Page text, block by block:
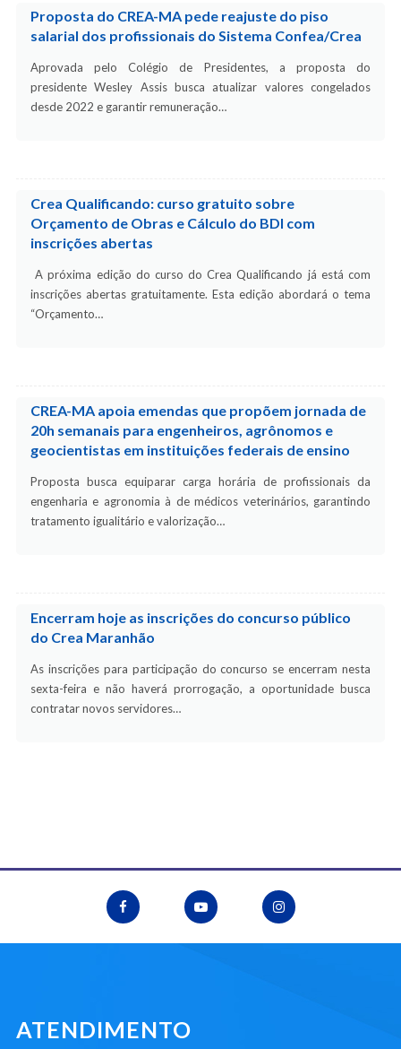
Proposta do CREA-MA pede reajuste do piso
salarial dos profissionais do Sistema Confea/Crea
Aprovada pelo Colégio de Presidentes, a proposta do
presidente Wesley Assis busca atualizar valores congelados
desde 2022 e garantir remuneração…
Crea Qualificando: curso gratuito sobre
Orçamento de Obras e Cálculo do BDI com
inscrições abertas
A próxima edição do curso do Crea Qualificando já está com
inscrições abertas gratuitamente. Esta edição abordará o tema
“Orçamento…
CREA-MA apoia emendas que propõem jornada de
20h semanais para engenheiros, agrônomos e
geocientistas em instituições federais de ensino
Proposta busca equiparar carga horária de profissionais da
engenharia e agronomia à de médicos veterinários, garantindo
tratamento igualitário e valorização…
Encerram hoje as inscrições do concurso público
do Crea Maranhão
As inscrições para participação do concurso se encerram nesta
sexta-feira e não haverá prorrogação, a oportunidade busca
contratar novos servidores…
ATENDIMENTO